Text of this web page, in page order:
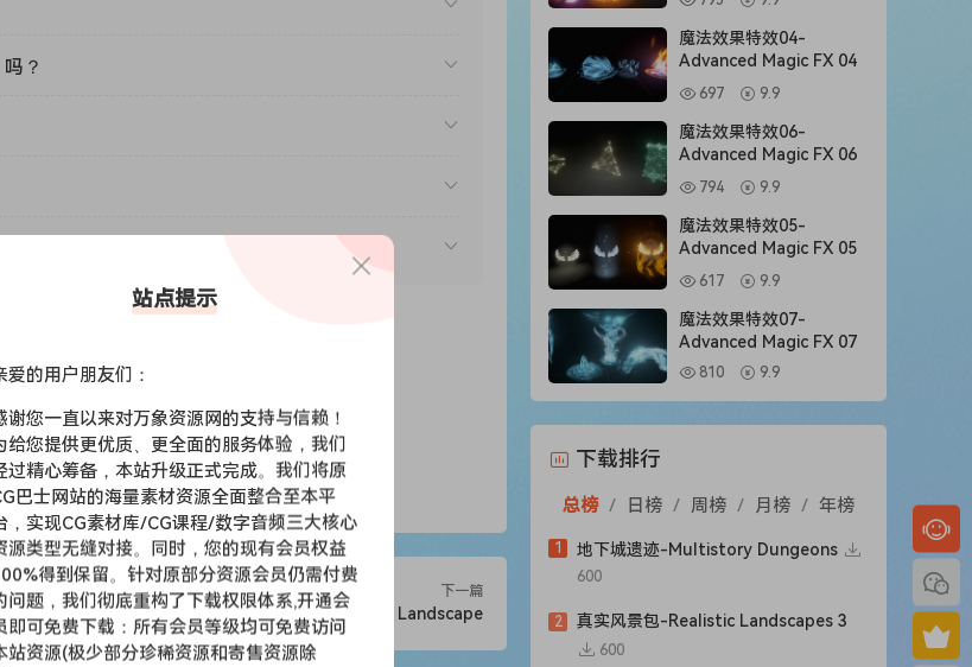
？
下一篇
死亡峡谷-"Dead Canyon" Landscape
魔法效果特效04-
Advanced Magic FX 04
697 9.9
魔法效果特效06-
Advanced Magic FX 06
794 9.9
魔法效果特效05-
Advanced Magic FX 05
617 9.9
魔法效果特效07-
Advanced Magic FX 07
810 9.9
下载排行
总榜 / 日榜 / 周榜 / 月榜 / 年榜
1 地下城遗迹-Multistory Dungeons
600
2 真实风景包-Realistic Landscapes 3
600
站点提示
爱的用户朋友们：
谢您一直以来对万象资源网的支持与信赖！
给您提供更优质、更全面的服务体验，我们
过精心筹备，本站升级正式完成。我们将原
巴士网站的海量素材资源全面整合至本平
，实现CG素材库/CG课程/数字音频三大核心
源类型无缝对接。同时，您的现有会员权益
得到保留。针对原部分资源会员仍需付费
问题，我们彻底重构了下载权限体系,开通会
即可免费下载：所有会员等级均可免费访问
站资源(极少部分珍稀资源和寄售资源除